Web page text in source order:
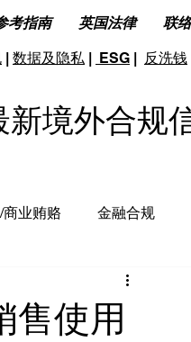
考指南 英国法律 联络
| 数据及隐私 | ESG | 反洗钱
境外合规
业贿赂 金融合规
售使用